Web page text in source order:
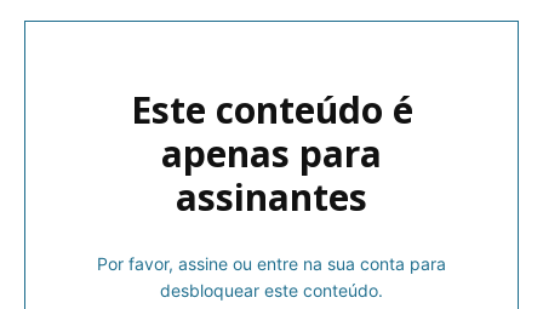
Este conteúdo é
apenas para
assinantes
Por favor, assine ou entre na sua conta para
desbloquear este conteúdo.